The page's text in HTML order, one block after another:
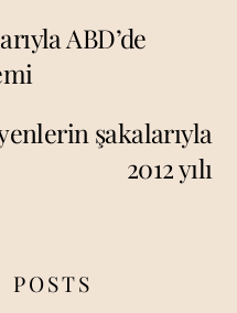
ABD’de
şakalarıyla
2012 yılı
POSTS